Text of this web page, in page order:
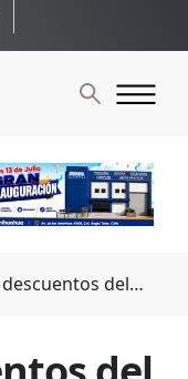
del